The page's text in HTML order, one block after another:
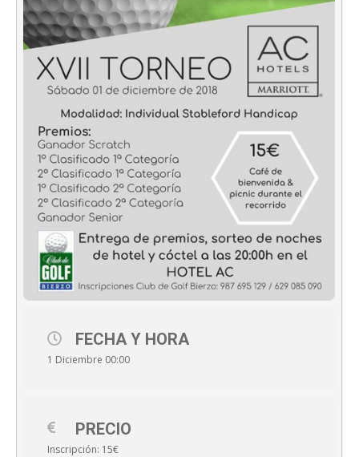
FECHA Y HORA
1 Diciembre 00:00
PRECIO
Inscripción: 15€